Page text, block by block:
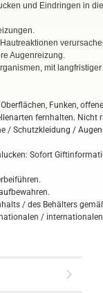
und Eindringen in
Augenreizung.
mit
Funken,
fernhalten. Nicht
/ Schutzkleidung /
Sofort
/ des Behälters
/